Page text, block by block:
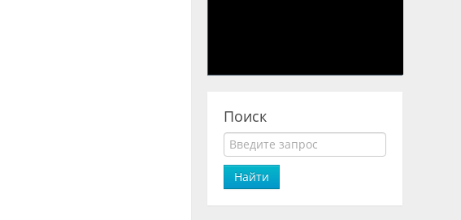
Поиск
Найти